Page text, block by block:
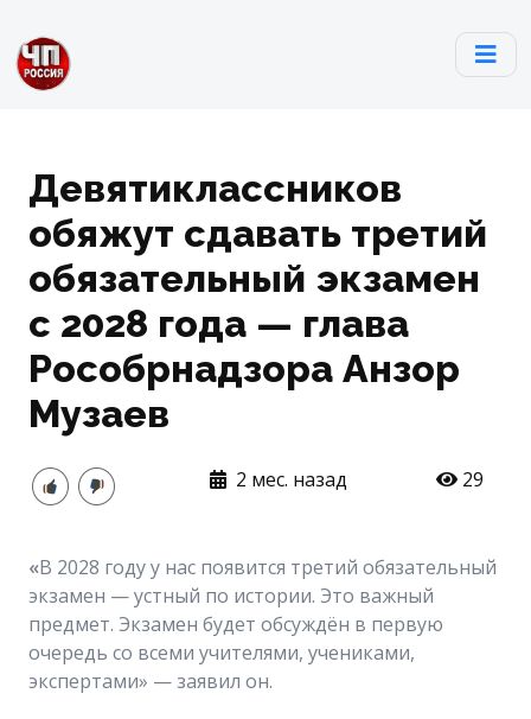
Девятиклассников
обяжут сдавать третий
обязательный экзамен
с 2028 года — глава
Рособрнадзора Анзор
Музаев
2 мес. назад 29
«В 2028 году у нас появится третий обязательный
экзамен — устный по истории. Это важный
предмет. Экзамен будет обсуждён в первую
очередь со всеми учителями, учениками,
экспертами» — заявил он.